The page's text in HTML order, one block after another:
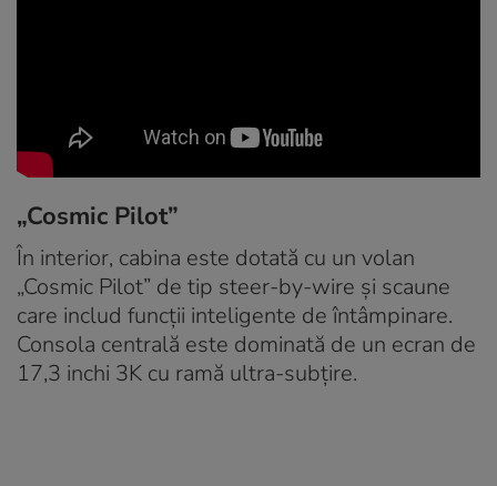
„Cosmic Pilot”
În interior, cabina este dotată cu un volan
„Cosmic Pilot” de tip steer-by-wire și scaune
care includ funcții inteligente de întâmpinare.
Consola centrală este dominată de un ecran de
17,3 inchi 3K cu ramă ultra-subțire.